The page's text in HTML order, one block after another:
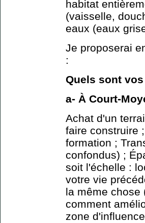
habitat
(vaisselle,
eaux (eaux
Je proposerai
:
Quels sont
a- À Court-
Achat d'un
faire construire
formation ;
confondus) ;
soit l'échelle :
votre vie
la même chose
comment
zone